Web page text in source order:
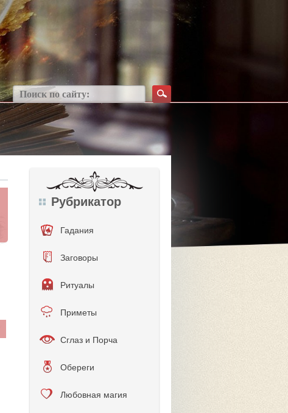
Рубрикатор
Гадания
Заговоры
Ритуалы
Приметы
Сглаз и Порча
Обереги
Любовная магия